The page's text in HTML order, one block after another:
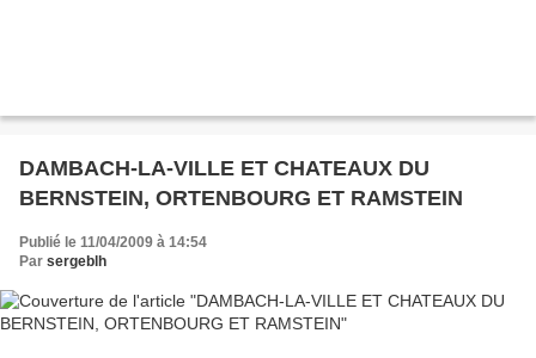
DAMBACH-LA-VILLE ET CHATEAUX DU
BERNSTEIN, ORTENBOURG ET RAMSTEIN
Publié le 11/04/2009 à 14:54
Par sergeblh